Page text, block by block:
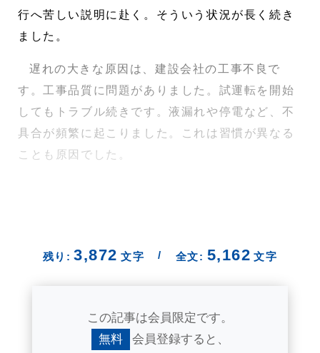
行へ苦しい説明に赴く。そういう状況が長く続き
ました。
遅れの大きな原因は、建設会社の工事不良で
す。工事品質に問題がありました。試運転を開始
してもトラブル続きです。液漏れや停電など、不
具合が頻繁に起こりました。これは習慣が異なる
ことも原因でした。
残り: 3,872 文字 / 全文: 5,162 文字
この記事は会員限定です。
無料
会員登録すると、